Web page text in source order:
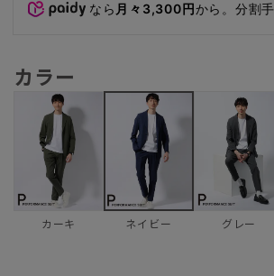
なら 月々3,300円から。分割
カラー
カーキ ネイビー グレー